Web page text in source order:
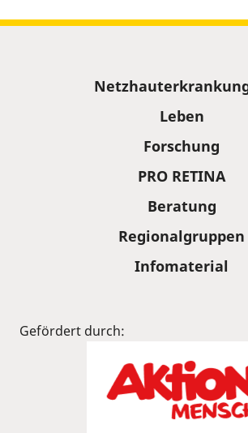
Leben
Forschung
PRO RETINA
Beratung
Regionalgruppen
Infomaterial
Gefördert durch: